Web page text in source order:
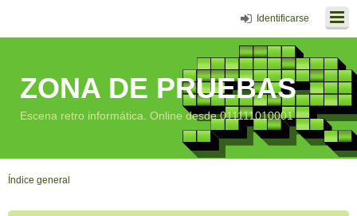
Identificarse
ZONA DE PRUEBAS
Escena retro informática. Online desde 011111010001
Índice general